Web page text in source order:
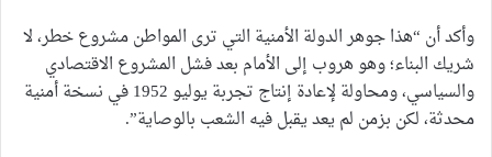
وأكد أن “هذا جوهر الدولة الأمنية التي ترى المواطن مشروع خطر، لا
شريك البناء؛ وهو هروب إلى الأمام بعد فشل المشروع الاقتصادي
والسياسي، ومحاولة لإعادة إنتاج تجربة يوليو 1952 في نسخة أمنية
محدثة، لكن بزمن لم يعد يقبل فيه الشعب بالوصاية”.